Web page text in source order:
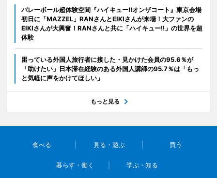
バレーボール超体験空間『ハイキュー!!オンザコート』東京会場
初日に「MAZZEL」RANさんとEIKIさんが来場！大ファンの
EIKIさんが大興奮！RANさんと共に「ハイキュー!!」の世界を超
体験
困っている外国人旅行者に接した・見かけた会員の95.6％が
「助けたい」日本滞在経験のある外国人講師の95.7％は「もっ
と気軽に声をかけてほしい」
もっと見る
食べる 見る・遊ぶ 買う
暮らす・働く 学ぶ・知る